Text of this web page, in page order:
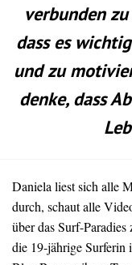
verbunden
dass es
und zu
denke, dass
Daniela liest sich alle
durch, schaut alle
über das Surf-
die 19-jährige Surferin